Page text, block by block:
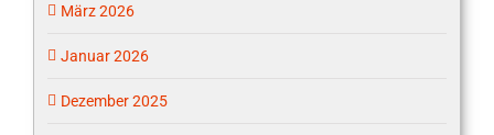
März 2026
Januar 2026
Dezember 2025